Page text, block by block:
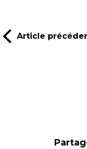
Article